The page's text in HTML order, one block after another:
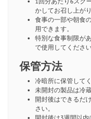
かしてお召し上が
食事の一部や朝食
用できます。
特別な食事制限が
で使用してください
保管方法
冷暗所に保管してく
未開封の製品は冷
開封後はできるだ
さい。